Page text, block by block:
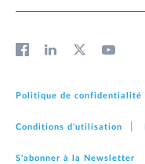
Politique de confidentialité
Conditions d'utilisation
S'abonner à la Newsletter